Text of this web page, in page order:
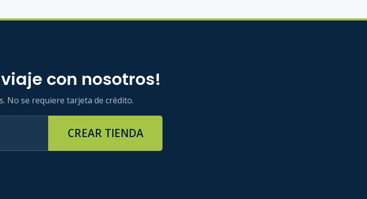
con nosotros!
No se requiere tarjeta de crédito.
CREAR TIENDA